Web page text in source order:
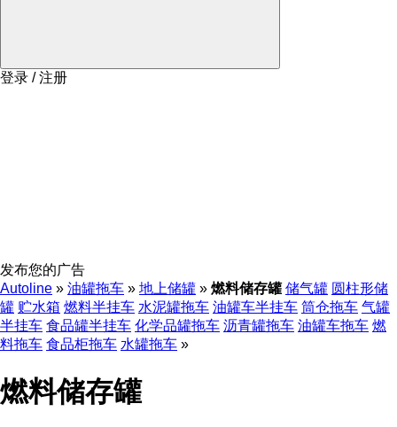
登录 / 注册
发布您的广告
Autoline » 油罐拖车 » 地上储罐 » 燃料储存罐 储气罐 圆柱形储
罐 贮水箱 燃料半挂车 水泥罐拖车 油罐车半挂车 筒仓拖车 气罐
半挂车 食品罐半挂车 化学品罐拖车 沥青罐拖车 油罐车拖车 燃
料拖车 食品柜拖车 水罐拖车 »
燃料储存罐